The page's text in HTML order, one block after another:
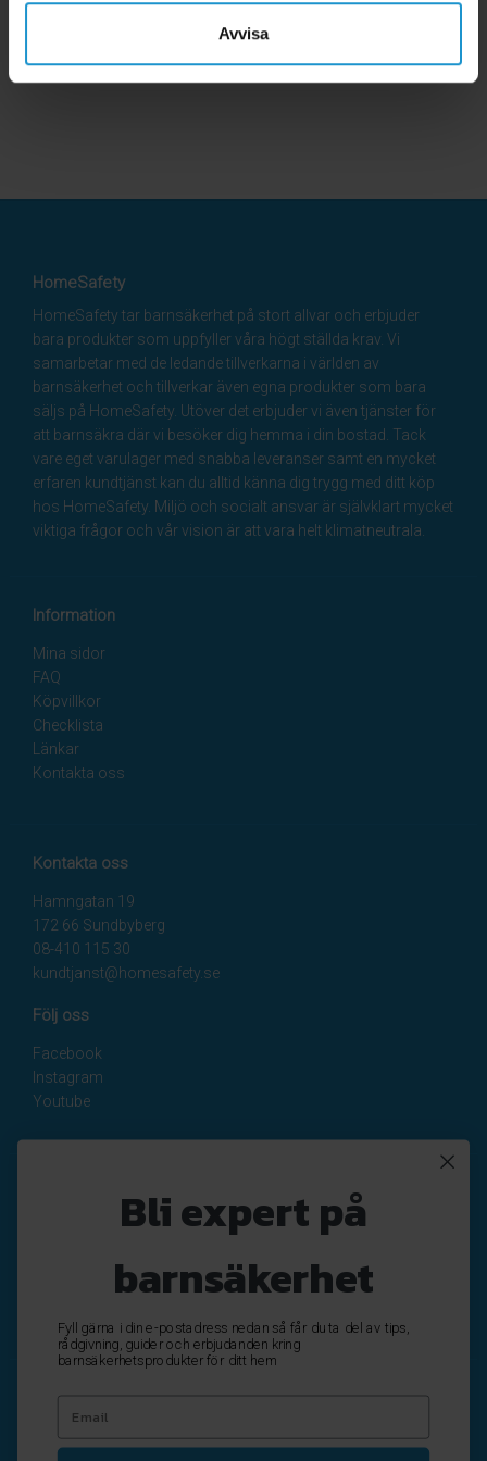
Avvisa
HomeSafety
HomeSafety tar barnsäkerhet på stort allvar och erbjuder
bara produkter som uppfyller våra högt ställda krav. Vi
samarbetar med de ledande tillverkarna i världen av
barnsäkerhet och tillverkar även egna produkter som bara
säljs på HomeSafety. Utöver det erbjuder vi även tjänster för
att barnsäkra där vi besöker dig hemma i din bostad. Tack
vare eget varulager med snabba leveranser samt en mycket
erfaren kundtjänst kan du alltid känna dig trygg med ditt köp
hos HomeSafety. Miljö och socialt ansvar är självklart mycket
viktiga frågor och vår vision är att vara helt klimatneutrala.
Information
Mina sidor
FAQ
Köpvillkor
Checklista
Länkar
Kontakta oss
Kontakta oss
Hamngatan 19
172 66 Sundbyberg
08-410 115 30
kundtjanst@homesafety.se
Följ oss
Facebook
Instagram
Youtube
Nyhetsbrev
Avregistrera
Bli expert på
barnsäkerhet
Fyll gärna i din e-postadress nedan så får du ta del av tips,
rådgivning, guider och erbjudanden kring
barnsäkerhetsprodukter för ditt hem